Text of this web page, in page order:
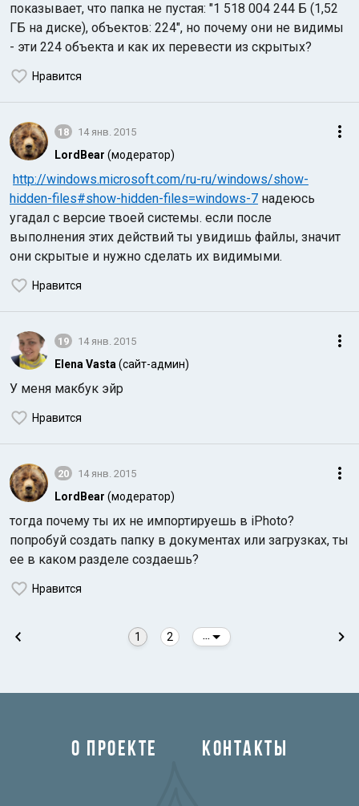
показывает, что папка не пустая: "1 518 004 244 Б (1,52
ГБ на диске), объектов: 224", но почему они не видимы
- эти 224 объекта и как их перевести из скрытых?
Нравится
18 14 янв. 2015
LordBear (модератор)
http://windows.microsoft.com/ru-ru/windows/show-
hidden-files#show-hidden-files=windows-7 надеюсь
угадал с версие твоей системы. если после
выполнения этих действий ты увидишь файлы, значит
они скрытые и нужно сделать их видимыми.
Нравится
19 14 янв. 2015
Elena Vasta (сайт-админ)
У меня макбук эйр
Нравится
20 14 янв. 2015
LordBear (модератор)
тогда почему ты их не импортируешь в iPhoto?
попробуй создать папку в документах или загрузках, ты
ее в каком разделе создаешь?
Нравится
1 2
О ПРОЕКТЕ КОНТАКТЫ